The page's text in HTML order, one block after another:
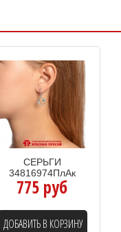
СЕРЬГИ
34816974ПлАк
775 руб
ДОБАВИТЬ В КОРЗИНУ